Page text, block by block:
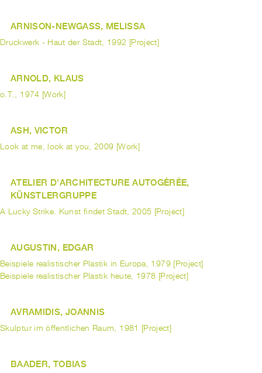
ARNISON-NEWGASS, MELISSA
Druckwerk - Haut der Stadt, 1992 [Project]
ARNOLD, KLAUS
o.T., 1974 [Work]
ASH, VICTOR
Look at me, look at you, 2009 [Work]
ATELIER D'ARCHITECTURE AUTOGÉRÉE,
KÜNSTLERGRUPPE
A Lucky Strike. Kunst findet Stadt, 2005 [Project]
AUGUSTIN, EDGAR
Beispiele realistischer Plastik in Europa, 1979 [Project]
Beispiele realistischer Plastik heute, 1978 [Project]
AVRAMIDIS, JOANNIS
Skulptur im öffentlichen Raum, 1981 [Project]
BAADER, TOBIAS